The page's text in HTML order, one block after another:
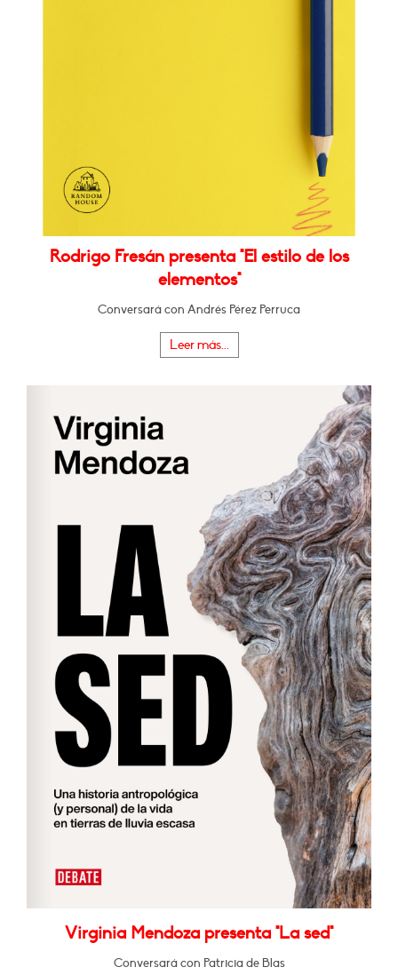
Rodrigo Fresán presenta "El estilo de los
elementos"
Conversará con Andrés Pérez Perruca
Leer más...
Virginia Mendoza presenta "La sed"
Conversará con Patricia de Blas